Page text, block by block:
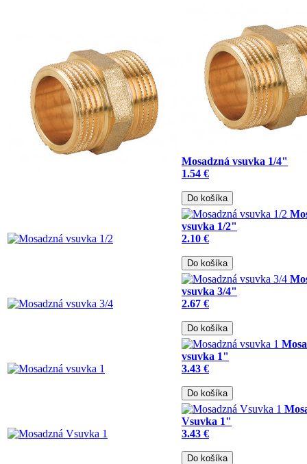
Mosadzná vsuvka 1/4"
1.54 €
Do košíka
vsuvka 1/2"
2.10 €
Do košíka
vsuvka 3/4"
2.67 €
Do košíka
vsuvka 1"
3.43 €
Do košíka
Vsuvka 1"
3.43 €
Do košíka